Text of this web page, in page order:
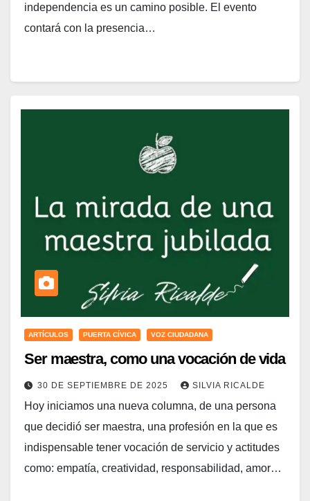
independencia es un camino posible. El evento
contará con la presencia…
ARTÍCULOS PUERTA CÍVICA VOZ CIUDADANA
Ser maestra, como una vocación de vida
30 DE SEPTIEMBRE DE 2025 SILVIA RICALDE
Hoy iniciamos una nueva columna, de una persona
que decidió ser maestra, una profesión en la que es
indispensable tener vocación de servicio y actitudes
como: empatía, creatividad, responsabilidad, amor…